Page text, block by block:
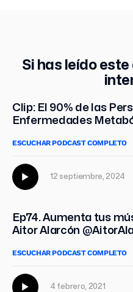
Si has leído
Clip: El 90% de las
Enfermedades
ESCUCHAR PODCAST COMPLETO
12 septiembre, 2024
Ep74. Aumenta tus
Aitor Alarcón
ESCUCHAR PODCAST COMPLETO
4 febrero, 2021